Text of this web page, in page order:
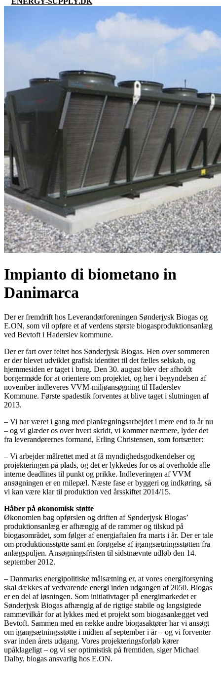
Impianto di biometano in
Danimarca
Der er fremdrift hos Leverandørforeningen Sønderjysk Biogas og
E.ON, som vil opføre et af verdens største biogasproduktionsanlæg
ved Bevtoft i Haderslev kommune.
Der er fart over feltet hos Sønderjysk Biogas. Hen over sommeren
er der blevet udviklet grafisk identitet til det fælles selskab, og
hjemmesiden er taget i brug. Den 30. august blev der afholdt
borgermøde for at orientere om projektet, og her i begyndelsen af
november indleveres VVM-miljøansøgning til Haderslev
Kommune. Første spadestik forventes at blive taget i slutningen af
2013.
– Vi har været i gang med planlægningsarbejdet i mere end to år nu
– og vi glæder os over hvert skridt, vi kommer nærmere, lyder det
fra leverandørernes formand, Erling Christensen, som fortsætter:
– Vi arbejder målrettet med at få myndighedsgodkendelser og
projekteringen på plads, og det er lykkedes for os at overholde alle
interne deadlines til punkt og prikke. Indleveringen af VVM
ansøgningen er en milepæl. Næste fase er byggeri og indkøring, så
vi kan være klar til produktion ved årsskiftet 2014/15.
Håber på økonomisk støtte
Økonomien bag opførslen og driften af Sønderjysk Biogas’
produktionsanlæg er afhængig af de rammer og tilskud på
biogasområdet, som følger af energiaftalen fra marts i år. Der er tale
om produktionsstøtte samt en forøgelse af igangsætningsstøtten fra
anlægspuljen. Ansøgningsfristen til sidstnævnte udløb den 14.
september 2012.
– Danmarks energipolitiske målsætning er, at vores energiforsyning
skal dækkes af vedvarende energi inden udgangen af 2050. Biogas
er en del af løsningen. Som initiativtager på energimarkedet er
Sønderjysk Biogas afhængig af de rigtige stabile og langsigtede
rammevilkår for at lykkes med et projekt som biogasanlægget ved
Bevtoft. Sammen med en række andre biogasaktører har vi ansøgt
om igangsætningsstøtte i midten af september i år – og vi forventer
svar inden årets udgang. Vores projekteringsforløb kører
upåklageligt – og vi ser optimistisk på fremtiden, siger Michael
Dalby, biogas ansvarlig hos E.ON.